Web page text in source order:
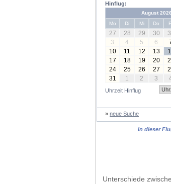
Hinflug:
August 2026
Mo
Di Mi Do
27 28 29 30
3
4 5 6
10
11 12 13
17
18 19 20
24
25 26 27
31
1 2 3
Uhrzeit Hinflug
» neue Suche
In dieser
Unterschiede